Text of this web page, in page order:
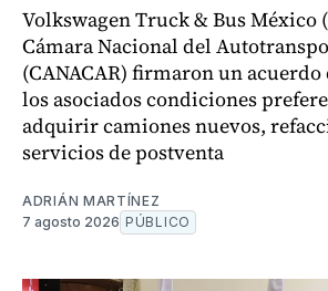
Volkswagen Truck & Bus México
Cámara Nacional del
(CANACAR) firmaron un acuerdo
los asociados condiciones
adquirir camiones nuevos,
servicios de postventa
ADRIÁN MARTÍNEZ
7 agosto 2026 PÚBLICO